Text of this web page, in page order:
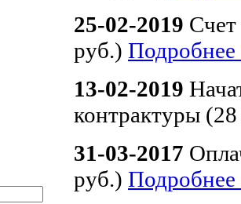
25-02-2019
руб.) Подробнее
13-02-2019
контрактуры
31-03-2017
руб.) Подробнее